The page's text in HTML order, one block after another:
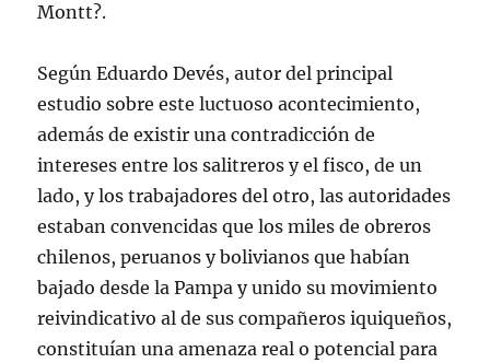
Montt?.
Según Eduardo Devés, autor del principal
estudio sobre este luctuoso acontecimiento,
además de existir una contradicción de
intereses entre los salitreros y el fisco, de un
lado, y los trabajadores del otro, las autoridades
estaban convencidas que los miles de obreros
chilenos, peruanos y bolivianos que habían
bajado desde la Pampa y unido su movimiento
reivindicativo al de sus compañeros iquiqueños,
constituían una amenaza real o potencial para